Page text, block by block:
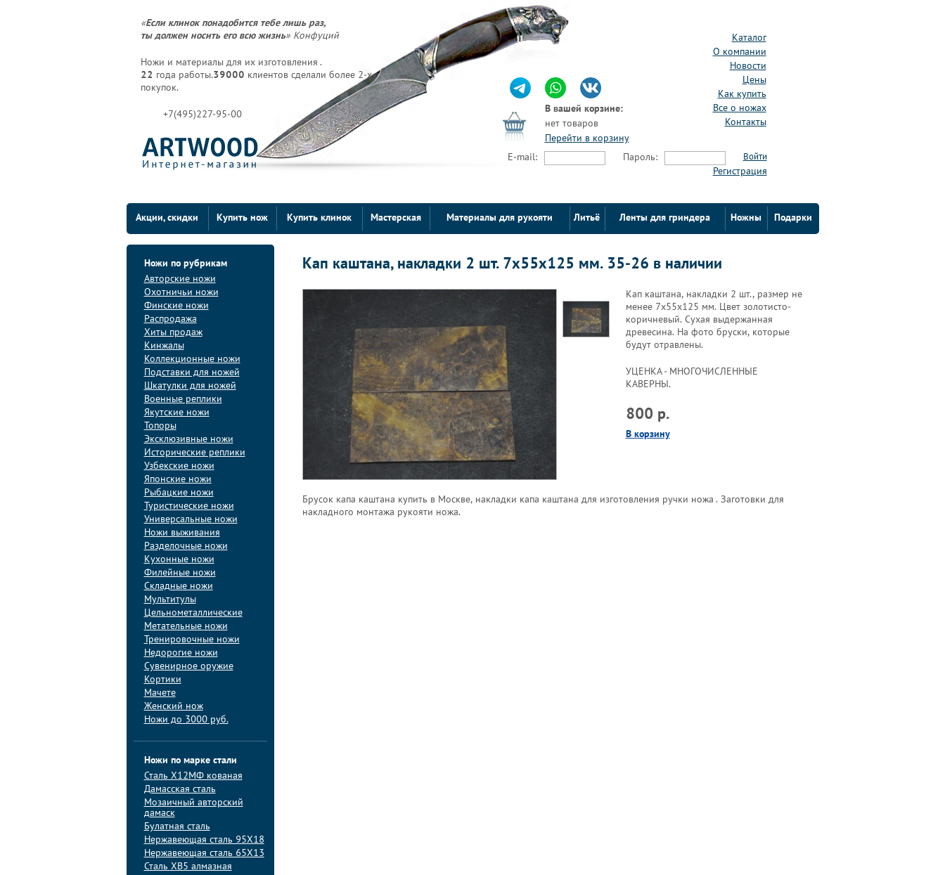
«Если клинок понадобится тебе лишь раз,
ты должен носить его всю жизнь» Конфуций
Ножи и материалы для их изготовления .
22 года работы.39000 клиентов сделали более 2-х
покупок.
+7(495)227-95-00
Каталог
О компании
Новости
Цены
Как купить
Все о ножах
Контакты
В вашей корзине:
нет товаров
Перейти в корзину
E-mail: Пароль: Войти
Регистрация
Акции, скидки Купить нож Купить клинок Мастерская Материалы для рукояти Литьё Ленты для гриндера Ножны Подарки
Ножи по рубрикам
Авторские ножи
Охотничьи ножи
Финские ножи
Распродажа
Хиты продаж
Кинжалы
Коллекционные ножи
Подставки для ножей
Шкатулки для ножей
Военные реплики
Якутские ножи
Топоры
Эксклюзивные ножи
Исторические реплики
Узбекские ножи
Японские ножи
Рыбацкие ножи
Туристические ножи
Универсальные ножи
Ножи выживания
Разделочные ножи
Кухонные ножи
Филейные ножи
Складные ножи
Мультитулы
Цельнометаллические
Метательные ножи
Тренировочные ножи
Недорогие ножи
Сувенирное оружие
Кортики
Мачете
Женский нож
Ножи до 3000 руб.
Ножи по марке стали
Сталь Х12МФ кованая
Дамасская сталь
Мозаичный авторский
дамаск
Булатная сталь
Нержавеющая сталь 95Х18
Нержавеющая сталь 65Х13
Сталь ХВ5 алмазная
Кап каштана, накладки 2 шт. 7х55х125 мм. 35-26 в наличии
Кап каштана, накладки 2 шт., размер не
менее 7х55х125 мм. Цвет золотисто-
коричневый. Сухая выдержанная
древесина. На фото бруски, которые
будут отравлены.
УЦЕНКА - МНОГОЧИСЛЕННЫЕ
КАВЕРНЫ.
800 р.
В корзину
Брусок капа каштана купить в Москве, накладки капа каштана для изготовления ручки ножа . Заготовки для
накладного монтажа рукояти ножа.